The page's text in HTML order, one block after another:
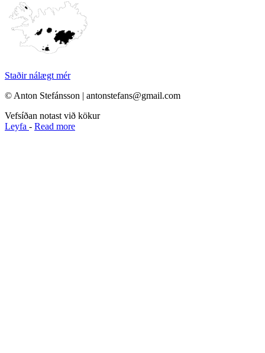
Staðir nálægt mér
© Anton Stefánsson | antonstefans@gmail.com
Vefsíðan notast við kökur
Leyfa - Read more